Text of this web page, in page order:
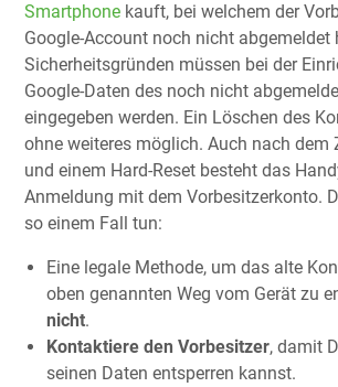
Smartphone kauft, bei welchem der
Google-Account noch nicht abgemeldet
Sicherheitsgründen müssen bei der
Google-Daten des noch nicht
eingegeben werden. Ein Löschen des
ohne weiteres möglich. Auch nach dem
und einem Hard-Reset besteht das
Anmeldung mit dem Vorbesitzerkonto.
so einem Fall tun:
Eine legale Methode, um das alte
oben genannten Weg vom Gerät zu
nicht.
Kontaktiere den Vorbesitzer, damit
seinen Daten entsperren kannst.